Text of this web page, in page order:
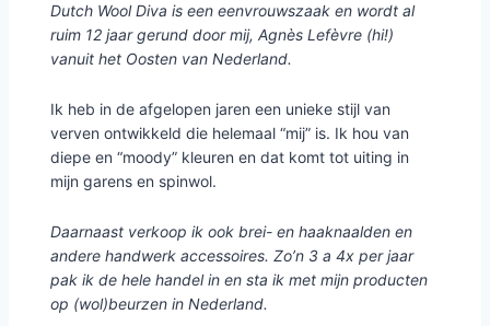
Dutch Wool Diva is een eenvrouwszaak en wordt al
ruim 12 jaar gerund door mij, Agnès Lefèvre (hi!)
vanuit het Oosten van Nederland.
Ik heb in de afgelopen jaren een unieke stijl van
verven ontwikkeld die helemaal “mij” is. Ik hou van
diepe en “moody” kleuren en dat komt tot uiting in
mijn garens en spinwol.
Daarnaast verkoop ik ook brei- en haaknaalden en
andere handwerk accessoires. Zo’n 3 a 4x per jaar
pak ik de hele handel in en sta ik met mijn producten
op (wol)beurzen in Nederland.